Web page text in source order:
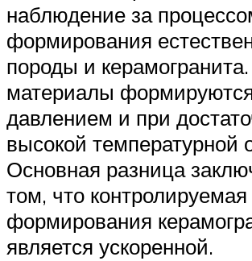
наблюдение за
формирования
породы и
материалы
давлением и при
высокой температурной
Основная разница
том, что
формирования
является ускоренной.